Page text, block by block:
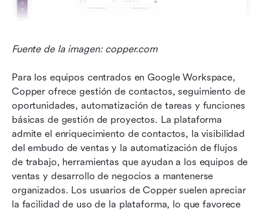
Fuente de la imagen: copper.com
Para los equipos centrados en Google Workspace,
Copper ofrece gestión de contactos, seguimiento de
oportunidades, automatización de tareas y funciones
básicas de gestión de proyectos. La plataforma
admite el enriquecimiento de contactos, la visibilidad
del embudo de ventas y la automatización de flujos
de trabajo, herramientas que ayudan a los equipos de
ventas y desarrollo de negocios a mantenerse
organizados. Los usuarios de Copper suelen apreciar
la facilidad de uso de la plataforma, lo que favorece